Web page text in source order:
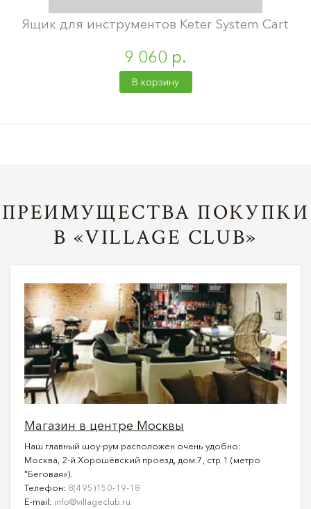
Ящик для инструментов Keter System Cart
9 060 р.
В корзину
ПРЕИМУЩЕСТВА ПОКУПКИ
В «VILLAGE CLUB»
Магазин в центре Москвы
Наш главный шоу-рум расположен очень удобно:
Москва, 2-й Хорошёвский проезд, дом 7, стр 1 (метро
"Беговая»).
Телефон: 8(495)150-19-18
E-mail: info@villageclub.ru